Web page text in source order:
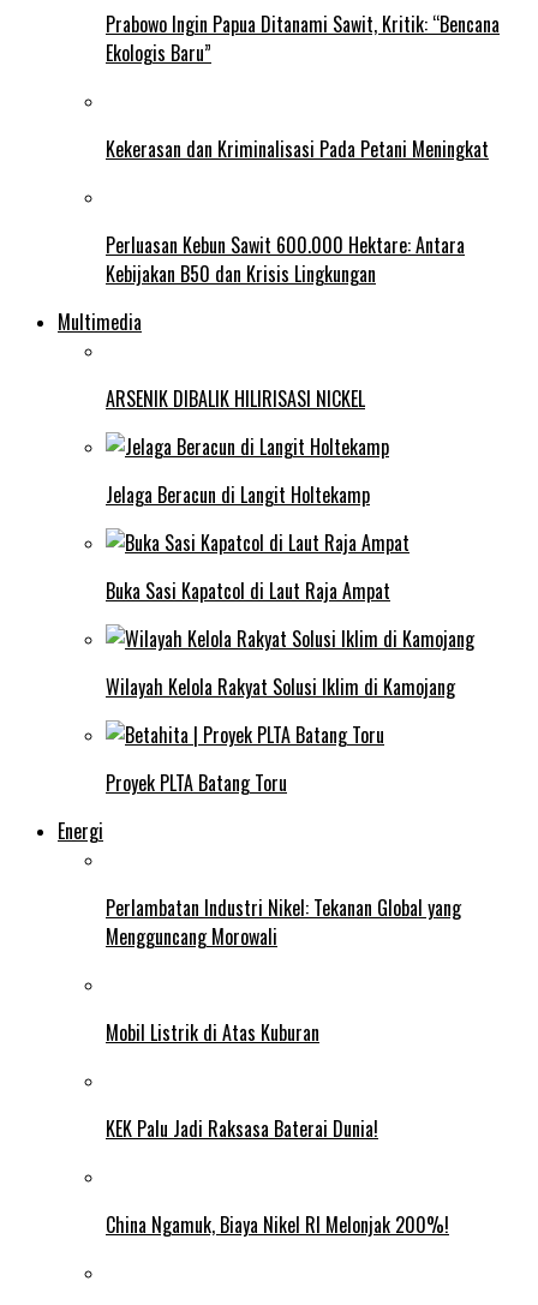
Prabowo Ingin Papua Ditanami Sawit, Kritik: “Bencana
Ekologis Baru”
Kekerasan dan Kriminalisasi Pada Petani Meningkat
Perluasan Kebun Sawit 600.000 Hektare: Antara
Kebijakan B50 dan Krisis Lingkungan
Multimedia
ARSENIK DIBALIK HILIRISASI NICKEL
Jelaga Beracun di Langit Holtekamp
Buka Sasi Kapatcol di Laut Raja Ampat
Wilayah Kelola Rakyat Solusi Iklim di Kamojang
Proyek PLTA Batang Toru
Energi
Perlambatan Industri Nikel: Tekanan Global yang
Mengguncang Morowali
Mobil Listrik di Atas Kuburan
KEK Palu Jadi Raksasa Baterai Dunia!
China Ngamuk, Biaya Nikel RI Melonjak 200%!